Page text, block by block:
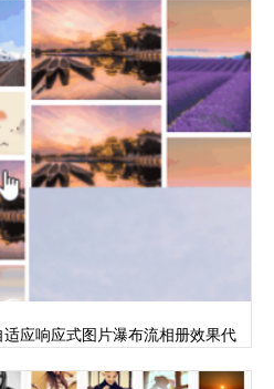
应响应式图片瀑布流相册效果代